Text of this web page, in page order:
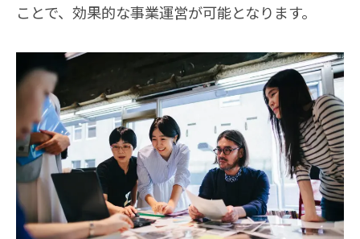
ことで、効果的な事業運営が可能となります。